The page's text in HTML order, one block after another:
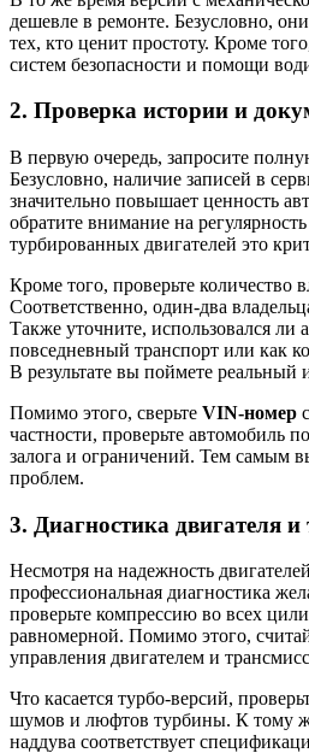
дешевле в ремонте. Безусловно,
тех, кто ценит простоту. Кроме
систем безопасности и помощи
2. Проверка истории и
В первую очередь, запросите
Безусловно, наличие записей в
значительно повышает ценность
обратите внимание на
турбированных двигателей это
Кроме того, проверьте количество
Соответственно, один-два
Также уточните, использовался ли
повседневный транспорт или как
В результате вы поймете реальный
Помимо этого, сверьте VIN-номер
частности, проверьте автомобиль
залога и ограничений. Тем самым
проблем.
3. Диагностика двигателя и
Несмотря на надежность двигателей
профессиональная диагностика
проверьте компрессию во всех
равномерной. Помимо этого,
управления двигателем и
Что касается турбо-версий,
шумов и люфтов турбины. К тому
наддува соответствует